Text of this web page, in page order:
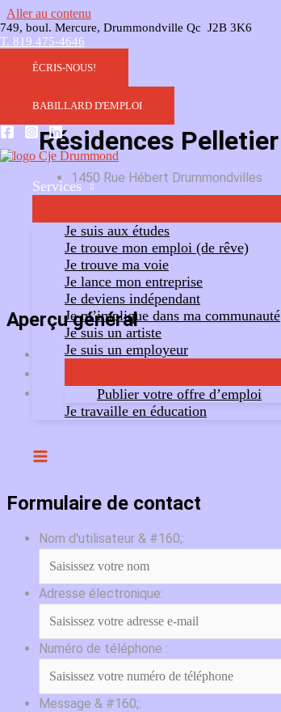
Aller au contenu
749, boul. Mercure, Drummondville Qc J2B 3K6
T. 819 475-4646
ÉCRIS-NOUS!
BABILLARD D'EMPLOI
Services
Je suis aux études
Je trouve mon emploi (de rêve)
Je trouve ma voie
Je lance mon entreprise
Je deviens indépendant
Je m’implique dans ma communauté
Je suis un artiste
Je suis un employeur
Publier votre offre d’emploi
Je travaille en éducation
Résidences Pelletier
1450 Rue Hébert Drummondvilles
Aperçu général
Formulaire de contact
Nom d'utilisateur & #160;:
Adresse électronique:
Numéro de téléphone :
Message & #160;: